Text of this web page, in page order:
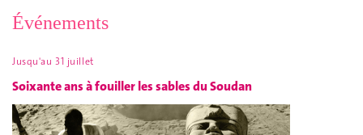
Événements
Jusqu'au 31 juillet
Soixante ans à fouiller les sables du Soudan